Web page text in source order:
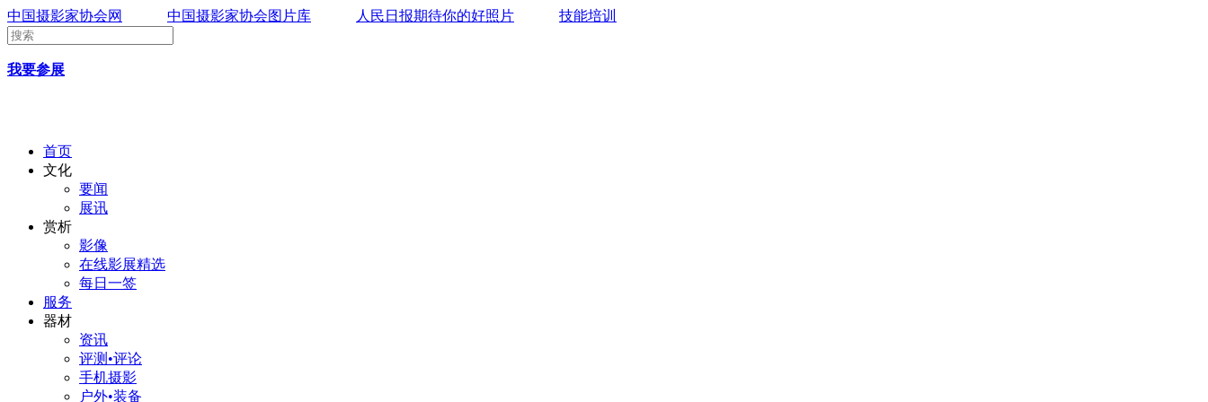
中国摄影家协会网 中国摄影家协会图片库 人民日报期待你的好照片 技能培训
我要参展
首页
文化
要闻
展讯
赏析
影像
在线影展精选
每日一签
服务
器材
资讯
评测•评论
手机摄影
户外•装备